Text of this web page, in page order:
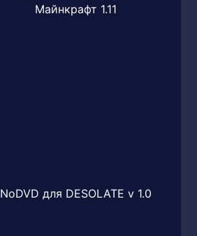
Майнкрафт 1.11
NoDVD для DESOLATE v 1.0